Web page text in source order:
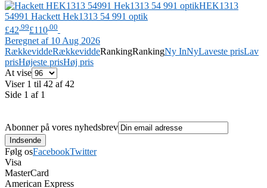
HEK1313
54991 Hackett Hek1313 54 991 optik
£42 .99£110 .00
Beregnet af 10 Aug 2026
RækkeviddeRækkeviddeRankingRankingNy InNyLaveste prisLav
prisHøjeste prisHøj pris
At vise
Viser 1 til 42 af 42
Side 1 af 1
Abonner på vores nyhedsbrev
Følg osFacebookTwitter
Visa
MasterCard
American Express